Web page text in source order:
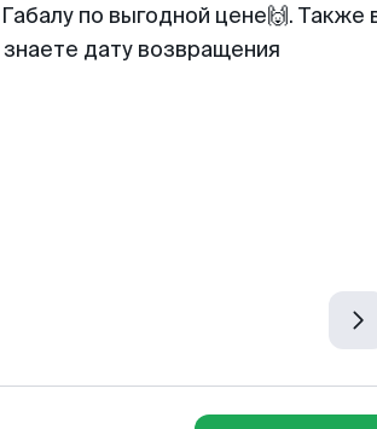
по выгодной цене🙌. Также
дату возвращения